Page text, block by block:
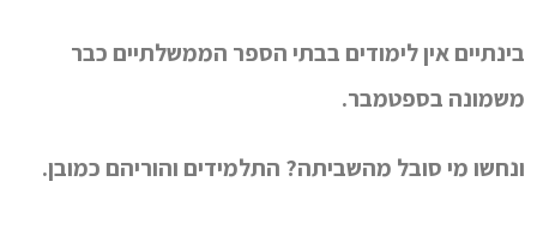
בינתיים אין לימודים בבתי הספר הממשלתיים כבר
משמונה בספטמבר.
ונחשו מי סובל מהשביתה? התלמידים והוריהם כמובן.